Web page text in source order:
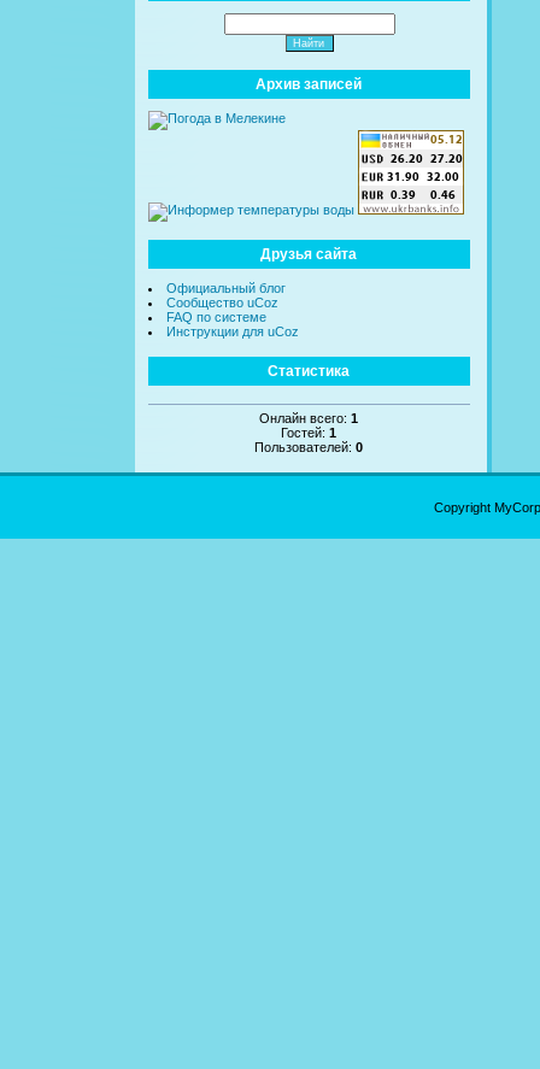
Архив записей
Друзья сайта
Официальный блог
Сообщество uCoz
FAQ по системе
Инструкции для uCoz
Статистика
Онлайн всего:1
Гостей:1
Пользователей:0
Copyright